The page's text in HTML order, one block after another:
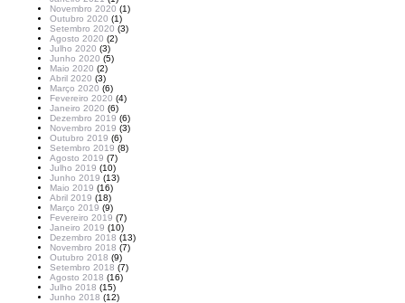
Novembro 2020 (1)
Outubro 2020 (1)
Setembro 2020 (3)
Agosto 2020 (2)
Julho 2020 (3)
Junho 2020 (5)
Maio 2020 (2)
Abril 2020 (3)
Março 2020 (6)
Fevereiro 2020 (4)
Janeiro 2020 (6)
Dezembro 2019 (6)
Novembro 2019 (3)
Outubro 2019 (6)
Setembro 2019 (8)
Agosto 2019 (7)
Julho 2019 (10)
Junho 2019 (13)
Maio 2019 (16)
Abril 2019 (18)
Março 2019 (9)
Fevereiro 2019 (7)
Janeiro 2019 (10)
Dezembro 2018 (13)
Novembro 2018 (7)
Outubro 2018 (9)
Setembro 2018 (7)
Agosto 2018 (16)
Julho 2018 (15)
Junho 2018 (12)